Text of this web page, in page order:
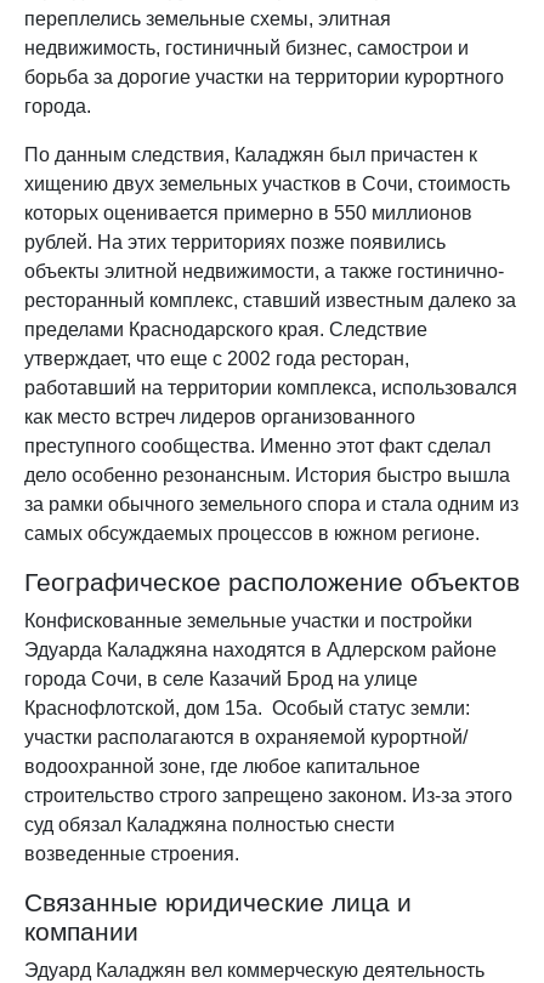
переплелись земельные схемы, элитная
недвижимость, гостиничный бизнес, самострои и
борьба за дорогие участки на территории курортного
города.
По данным следствия, Каладжян был причастен к
хищению двух земельных участков в Сочи, стоимость
которых оценивается примерно в 550 миллионов
рублей. На этих территориях позже появились
объекты элитной недвижимости, а также гостинично-
ресторанный комплекс, ставший известным далеко за
пределами Краснодарского края. Следствие
утверждает, что еще с 2002 года ресторан,
работавший на территории комплекса, использовался
как место встреч лидеров организованного
преступного сообщества. Именно этот факт сделал
дело особенно резонансным. История быстро вышла
за рамки обычного земельного спора и стала одним из
самых обсуждаемых процессов в южном регионе.
Географическое расположение объектов
Конфискованные земельные участки и постройки
Эдуарда Каладжяна находятся в Адлерском районе
города Сочи, в селе Казачий Брод на улице
Краснофлотской, дом 15а. Особый статус земли:
участки располагаются в охраняемой курортной/
водоохранной зоне, где любое капитальное
строительство строго запрещено законом. Из-за этого
суд обязал Каладжяна полностью снести
возведенные строения.
Связанные юридические лица и
компании
Эдуард Каладжян вел коммерческую деятельность